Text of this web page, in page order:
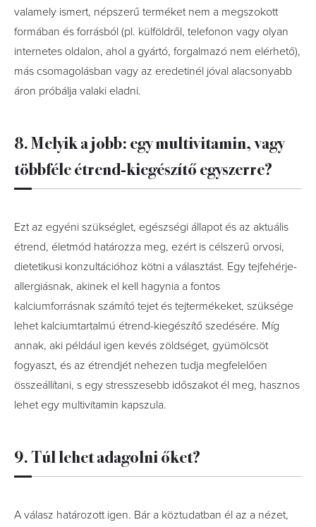
valamely ismert, népszerű terméket nem a megszokott
formában és forrásból (pl. külföldről, telefonon vagy olyan
internetes oldalon, ahol a gyártó, forgalmazó nem elérhető),
más csomagolásban vagy az eredetinél jóval alacsonyabb
áron próbálja valaki eladni.
8. Melyik a jobb: egy multivitamin, vagy
többféle étrend-kiegészítő egyszerre?
Ezt az egyéni szükséglet, egészségi állapot és az aktuális
étrend, életmód határozza meg, ezért is célszerű orvosi,
dietetikusi konzultációhoz kötni a választást. Egy tejfehérje-
allergiásnak, akinek el kell hagynia a fontos
kalciumforrásnak számító tejet és tejtermékeket, szüksége
lehet kalciumtartalmú étrend-kiegészítő szedésére. Míg
annak, aki például igen kevés zöldséget, gyümölcsöt
fogyaszt, és az étrendjét nehezen tudja megfelelően
összeállítani, s egy stresszesebb időszakot él meg, hasznos
lehet egy multivitamin kapszula.
9. Túl lehet adagolni őket?
A válasz határozott igen. Bár a köztudatban él az a nézet,